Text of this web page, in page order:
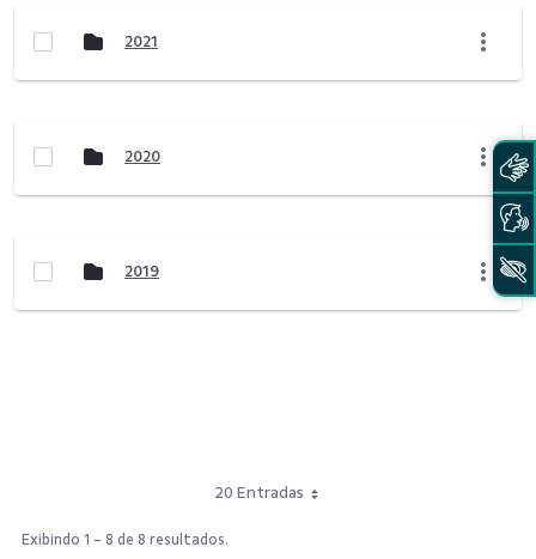
2021
2020
2019
20 Entradas
Exibindo 1 - 8 de 8 resultados.